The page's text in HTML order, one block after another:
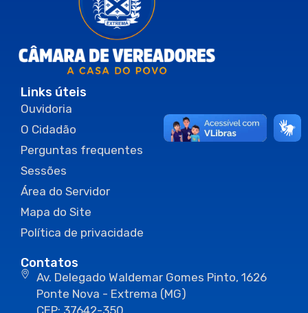
Links úteis
Ouvidoria
O Cidadão
Perguntas frequentes
Sessões
Área do Servidor
Mapa do Site
Política de privacidade
Contatos
Av. Delegado Waldemar Gomes Pinto, 1626
Ponte Nova - Extrema (MG)